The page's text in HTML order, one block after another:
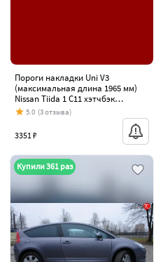
Пороги накладки Uni V3
(максимальная длина 1965 мм)
Nissan Tiida 1 C11 хэтчбэк
дорестайлинг, Япония (2004-2007)
5.0 (3 отзыва)
3351 ₽
Купили 361 раз